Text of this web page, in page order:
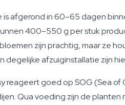
afgerond in 60–65 dagen
400–550 g per stuk
zijn prachtig, maar ze
degelijke afzuiginstallatie zijn
reageert goed op SOG (Sea
Qua voeding zijn de